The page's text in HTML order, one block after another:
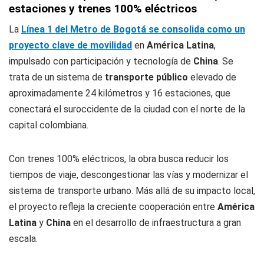
estaciones y trenes 100% eléctricos
La Línea 1 del Metro de Bogotá se consolida como un
proyecto clave de movilidad en América Latina,
impulsado con participación y tecnología de China. Se
trata de un sistema de transporte público elevado de
aproximadamente 24 kilómetros y 16 estaciones, que
conectará el suroccidente de la ciudad con el norte de la
capital colombiana.
Con trenes 100% eléctricos, la obra busca reducir los
tiempos de viaje, descongestionar las vías y modernizar el
sistema de transporte urbano. Más allá de su impacto local,
el proyecto refleja la creciente cooperación entre América
Latina y China en el desarrollo de infraestructura a gran
escala.